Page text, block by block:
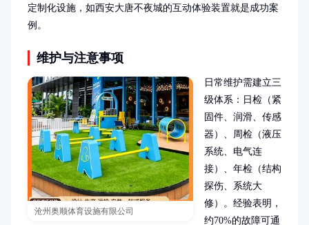
定制化设施，如西安大唐不夜城的互动体验装置就是成功案
例。
维护与注意事项
沧州奥顺体育设施有限公司
日常维护需建立三
级体系：日检（紧
固件、润滑、传感
器）、周检（液压
系统、电气连
接）、年检（结构
探伤、系统大
修）。经验表明，
约70%的故障可通